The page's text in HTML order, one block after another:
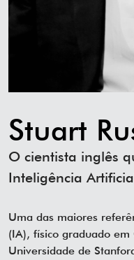
Stuart
O cientista inglês
Inteligência
Uma das maiores
(IA), físico graduado
Universidade de